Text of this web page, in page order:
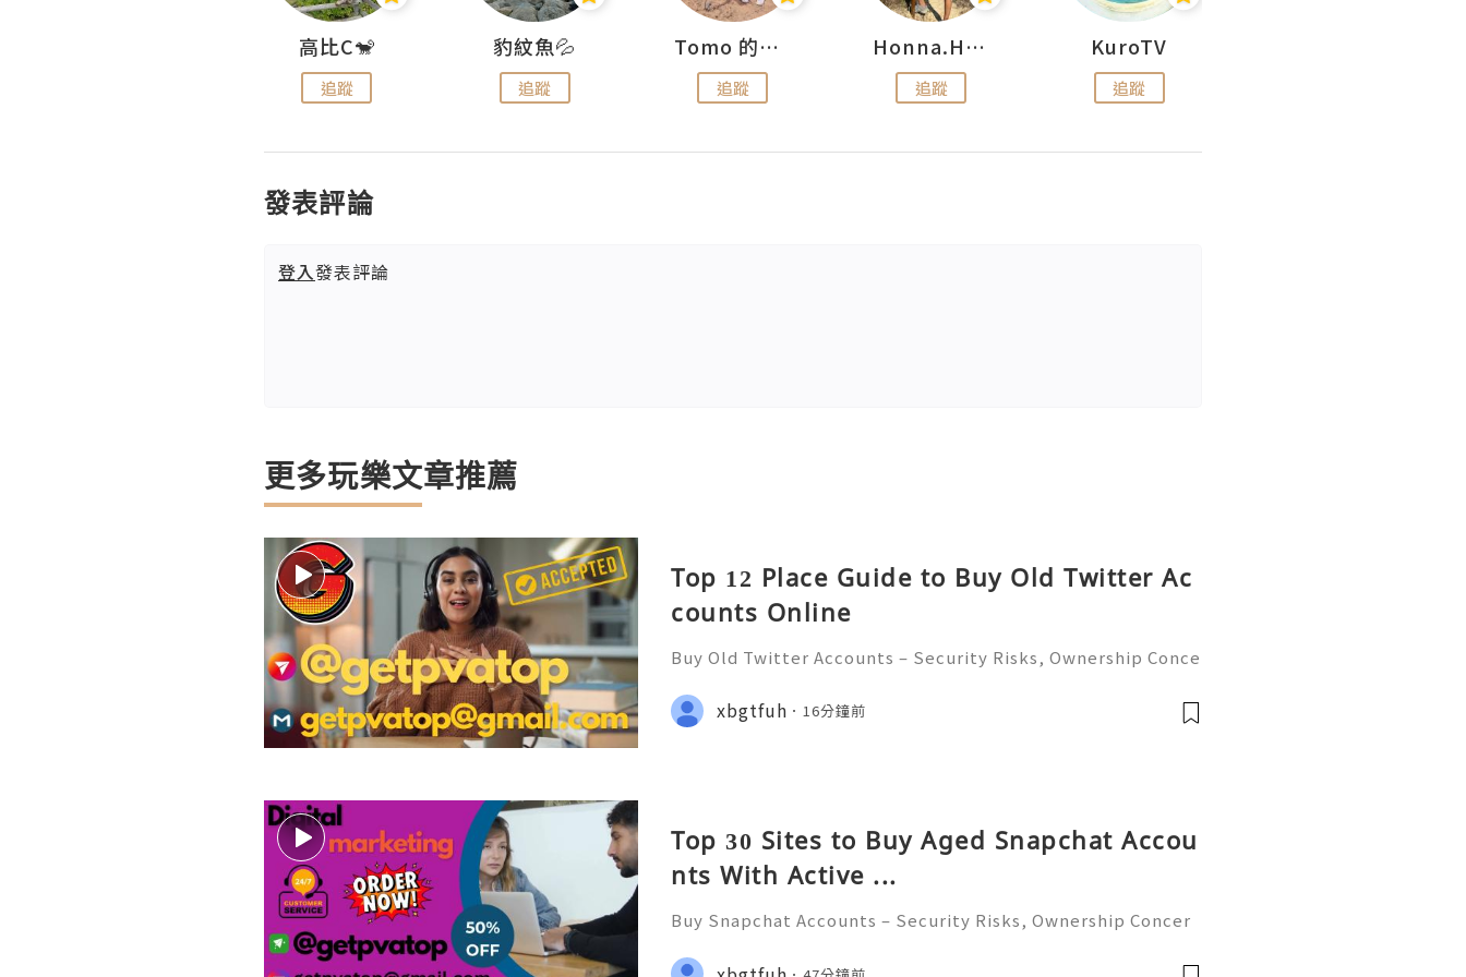
高比C🐒
追蹤
豹紋魚💦
追蹤
Tomo 的快樂宇宙
追蹤
Honna.H 出走
追蹤
KuroTV
追蹤
發表評論
登入發表評論
更多玩樂文章推薦
Top 12 Place Guide to Buy Old Twitter Ac
counts Online
Buy Old Twitter Accounts – Security Risks, Ownership Conce
TANT REPLY GUARANTEED ✨🔥⚡️🌐 ⚡️📱💬🚀 Telegram: @getp
vatop ⚡️📢👤🔔 Telegram Username: @get
xbgtfuh 16分鐘前
Top 30 Sites to Buy Aged Snapchat Accou
nts With Active ...
Buy Snapchat Accounts – Security Risks, Ownership Concer
TANT REPLY GUARANTEED ✨🔥⚡️🌐 ⚡️📱💬🚀 Telegram: @getp